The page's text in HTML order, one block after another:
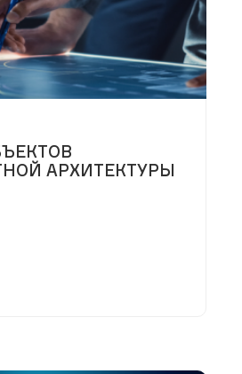
АРХИТЕКТУРЫ